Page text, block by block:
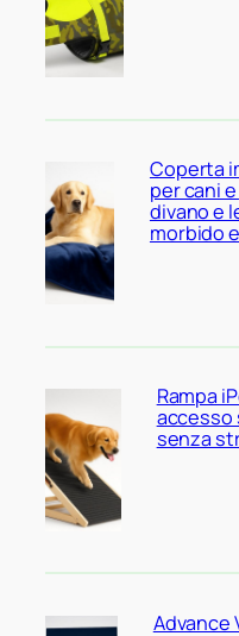
Coperta
per cani
divano e
morbido
Rampa
accesso
senza
Advance